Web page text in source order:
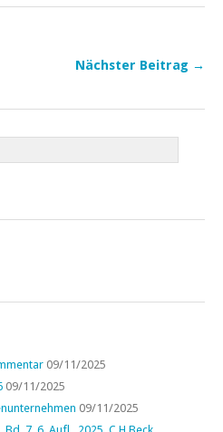
Nächster Beitrag →
09/11/2025
09/11/2025
09/11/2025